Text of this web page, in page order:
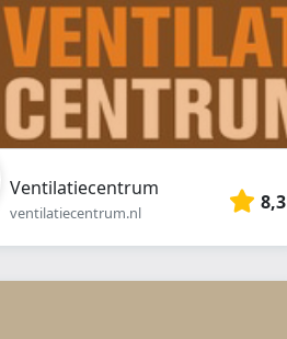
Ventilatiecentrum
ventilatiecentrum.nl 8,3